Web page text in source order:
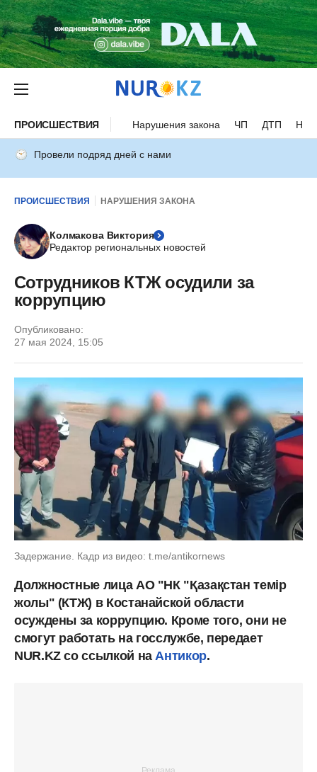
ПРОИСШЕСТВИЯ Нарушения закона ЧП ДТП
Провели подряд дней с нами
ПРОИСШЕСТВИЯ НАРУШЕНИЯ ЗАКОНА
Колмакова Виктория
Редактор региональных новостей
Сотрудников КТЖ осудили за
коррупцию
Опубликовано:
27 мая 2024, 15:05
Задержание. Кадр из видео: t.me/antikornews
Должностные лица АО "НК "Қазақстан темір
жолы" (КТЖ) в Костанайской области
осуждены за коррупцию. Кроме того, они не
смогут работать на госслужбе, передает
NUR.KZ со ссылкой на Антикор.